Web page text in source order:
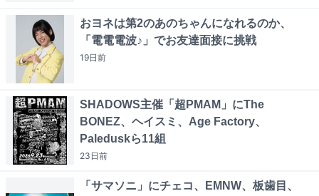
おヨネは第2のあのちゃんになれるのか、
「電電電波♪」でお友達面接に挑戦
19日前
SHADOWS主催「超PMAM」にThe
BONEZ、ヘイスミ、Age Factory、
Paleduskら11組
23日前
「サマソニ」にチェコ、EMNW、板歯目、